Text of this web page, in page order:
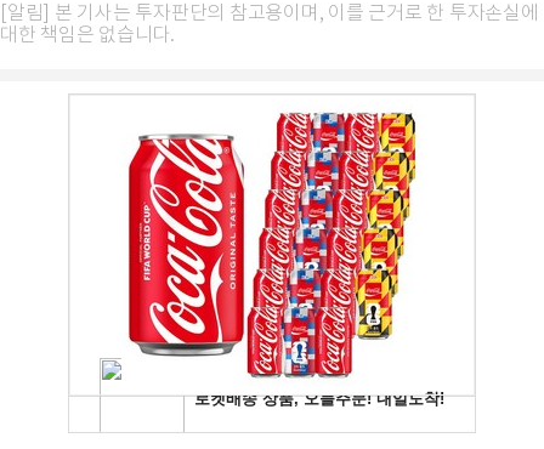
[알림] 본 기사는 투자판단의 참고용이며, 이를 근거로 한 투자손실에
대한 책임은 없습니다.